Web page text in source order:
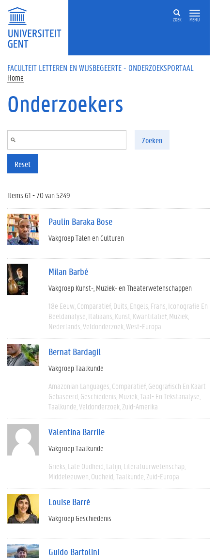
Overslaan en naar de inhoud gaan
ZOEK MENU
FACULTEIT LETTEREN EN WIJSBEGEERTE - ONDERZOEKSPORTAAL
Home
Onderzoekers
Zoeken
Reset
Items 61 - 70 van 5249
Paulin Baraka Bose
Vakgroep Talen en Culturen
Milan Barbé
Vakgroep Kunst-, Muziek- en Theaterwetenschappen
18e Eeuw Comparatief Duits Engels Frans Iconografie En
Beeldanalyse Italiaans Kunst Kwantitatief Muziek
Nederlands Veldonderzoek West-Europa
Bernat Bardagil
Vakgroep Taalkunde
Amazonian Languages Comparatief Geografisch En Kaart
Gebaseerd Geschiedenis Muziek Taal- En Tekstanalyse
Taalkunde Veldonderzoek Zuid-Amerika
Valentina Barrile
Vakgroep Taalkunde
Grieks Late Oudheid Latijn Literatuurwetenschap
Middeleeuwen Oudheid Taalkunde Zuid-Europa
Louise Barré
Vakgroep Geschiedenis
Guido Bartolini